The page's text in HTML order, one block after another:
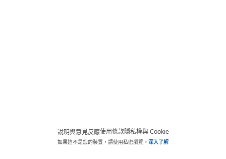
說明與意見反應使用條款隱私權與 Cookie
如果這不是您的裝置，請使用私密瀏覽。 深入了解